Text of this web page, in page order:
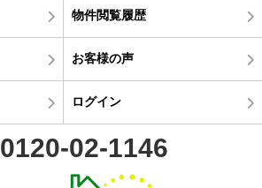
物件閲覧履歴
お客様の声
ログイン
0120-02-1146